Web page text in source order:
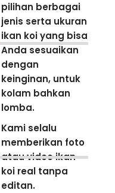
pilihan berbagai
jenis serta ukuran
ikan koi yang bisa
Anda sesuaikan
dengan
keinginan, untuk
kolam bahkan
lomba.
Kami selalu
memberikan foto
atau video ikan
koi real tanpa
editan.